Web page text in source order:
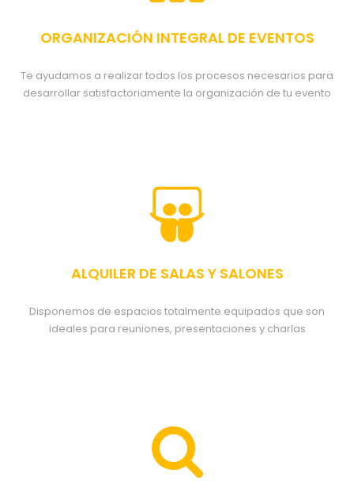
ORGANIZACIÓN INTEGRAL DE EVENTOS
Te ayudamos a realizar todos los procesos necesarios para
desarrollar satisfactoriamente la organización de tu evento
ALQUILER DE SALAS Y SALONES
Disponemos de espacios totalmente equipados que son
ideales para reuniones, presentaciones y charlas